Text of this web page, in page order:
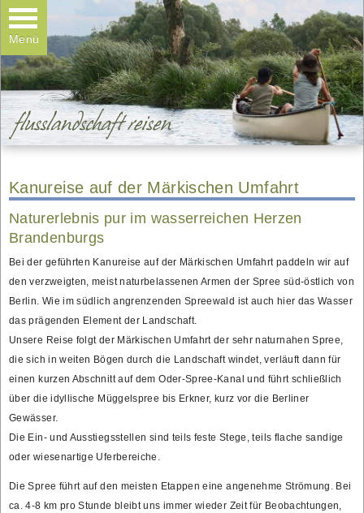
Menü
Wanderungen
Teamtage & Familientage
Galerie
Kontakt
Kanureise auf der Märkischen Umfahrt
Naturerlebnis pur im wasserreichen Herzen
Brandenburgs
Bei der geführten Kanureise auf der Märkischen Umfahrt paddeln wir auf
den verzweigten, meist naturbelassenen Armen der Spree süd-östlich von
Berlin. Wie im südlich angrenzenden Spreewald ist auch hier das Wasser
das prägenden Element der Landschaft.
Unsere Reise folgt der Märkischen Umfahrt der sehr naturnahen Spree,
die sich in weiten Bögen durch die Landschaft windet, verläuft dann für
einen kurzen Abschnitt auf dem Oder-Spree-Kanal und führt schließlich
über die idyllische Müggelspree bis Erkner, kurz vor die Berliner
Gewässer.
Die Ein- und Ausstiegsstellen sind teils feste Stege, teils flache sandige
oder wiesenartige Uferbereiche.
Die Spree führt auf den meisten Etappen eine angenehme Strömung. Bei
ca. 4-8 km pro Stunde bleibt uns immer wieder Zeit für Beobachtungen,